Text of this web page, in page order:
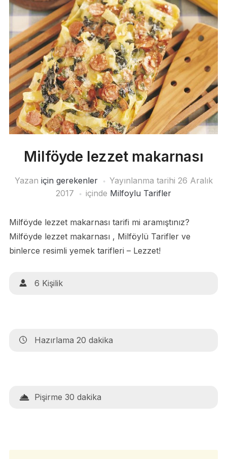
Milföyde lezzet makarnası
Yazan için gerekenler Yayınlanma tarihi 26 Aralık
2017
içinde Milfoylu Tarifler
Milföyde lezzet makarnası tarifi mi aramıştınız?
Milföyde lezzet makarnası , Milföylü Tarifler ve
binlerce resimli yemek tarifleri – Lezzet!
6 Kişilik
Hazırlama 20 dakika
Pişirme 30 dakika